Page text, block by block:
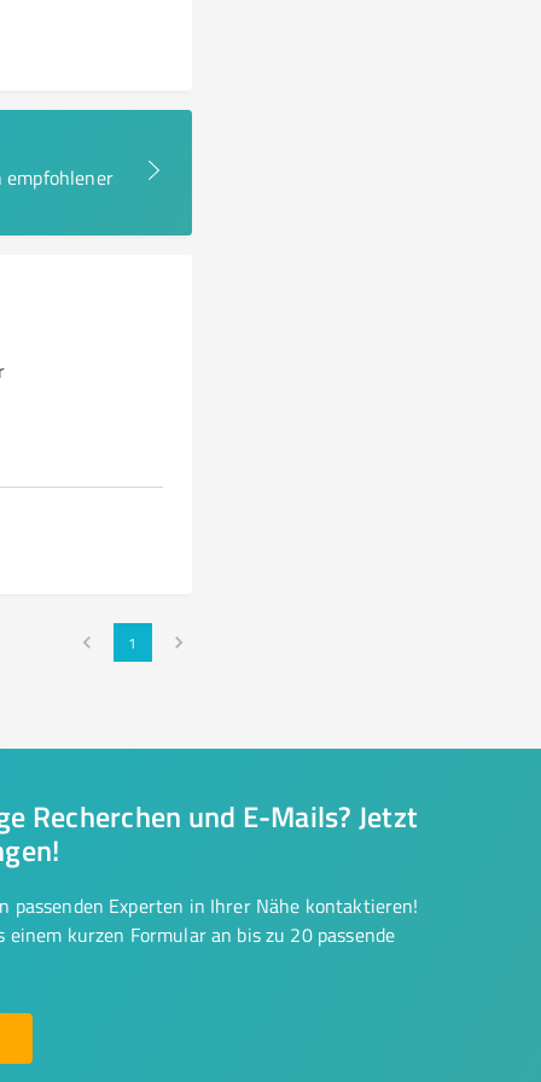
empfohlener
1
Recherchen und E-Mails? Jetzt
passenden Experten in Ihrer Nähe kontaktieren!
kurzen Formular an bis zu 20 passende